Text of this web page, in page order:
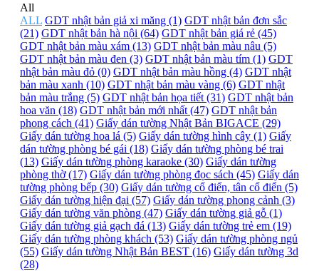
All
ALL GDT nhật bản giả xi măng (1) GDT nhật bản đơn sắc
(21) GDT nhật bản hà nội (64) GDT nhật bản giá rẻ (45)
GDT nhật bản màu xám (13) GDT nhật bản màu nâu (5)
GDT nhật bản màu đen (3) GDT nhật bản màu tím (1) GDT
nhật bản màu đỏ (0) GDT nhật bản màu hồng (4) GDT nhật
bản màu xanh (10) GDT nhật bản màu vàng (6) GDT nhật
bản màu trắng (5) GDT nhật bản họa tiết (31) GDT nhật bản
hoa văn (18) GDT nhật bản mới nhất (47) GDT nhật bản
phong cách (41) Giấy dán tường Nhật Bản BIGACE (29)
Giấy dán tường hoa lá (5) Giấy dán tường hình cây (1) Giấy
dán tường phòng bé gái (18) Giấy dán tường phòng bé trai
(13) Giấy dán tường phòng karaoke (30) Giấy dán tường
phòng thờ (17) Giấy dán tường phòng đọc sách (45) Giấy dán
tường phòng bếp (30) Giấy dán tường cổ điển, tân cổ điển (5)
Giấy dán tường hiện đại (57) Giấy dán tường phong cảnh (3)
Giấy dán tường văn phòng (47) Giấy dán tường giả gỗ (1)
Giấy dán tường giả gạch đá (13) Giấy dán tường trẻ em (19)
Giấy dán tường phòng khách (53) Giấy dán tường phòng ngủ
(55) Giấy dán tường Nhật Bản BEST (16) Giấy dán tường 3d
(28)